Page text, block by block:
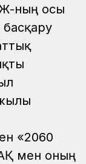
ның осы
басқару
«2060
мен оның